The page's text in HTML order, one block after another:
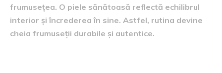
frumusețea. O piele sănătoasă reflectă echilibrul
interior și încrederea în sine. Astfel, rutina devine
cheia frumuseții durabile și autentice.